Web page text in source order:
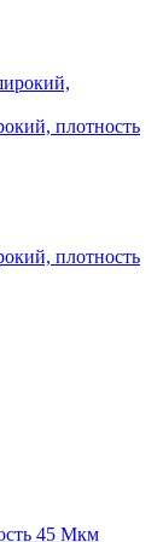
плотность
плотность